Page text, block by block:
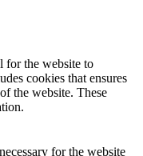
for the website to
cookies that ensures
the website. These
for the website